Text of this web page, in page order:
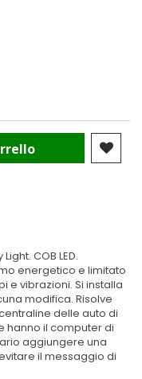
COB LED.
energetico e limitato
e vibrazioni. Si installa
modifica. Risolve
delle auto di
hanno il computer di
aggiungere una
il messaggio di